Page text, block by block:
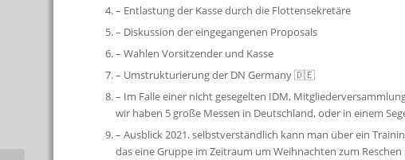
– Entlastung der Kasse durch die Flottensekretäre
– Diskussion der eingegangenen Proposals
– Wahlen Vorsitzender und Kasse
– Umstrukturierung der DN Germany 🇩🇪
– Im Falle einer nicht gesegelten IDM,
wir haben 5 große Messen in Deutschland, oder in einem
– Ausblick 2021. selbstverständlich kann man über ein
das eine Gruppe im Zeitraum um Weihnachten zum